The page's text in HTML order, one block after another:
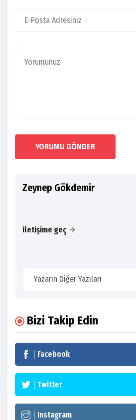
YORUMU GÖNDER
Zeynep Gökdemir
iletişime geç
Bizi Takip Edin
Facebook
Twitter
Instagram